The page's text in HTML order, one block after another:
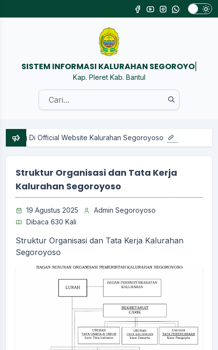
SISTEM INFORMASI KALURAHA|
Kap. Pleret Kab. Bantul
Di Official Website Kalurahan Segoroyoso
Struktur Organisasi dan Tata Kerja
Kalurahan Segoroyoso
19 Agustus 2025
Admin Segoroyoso
Dibaca 630 Kali
Struktur Organisasi dan Tata Kerja Kalurahan
Segoroyoso